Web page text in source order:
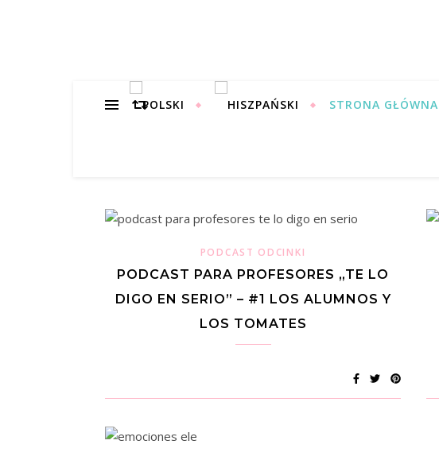
STRONA GŁÓWNA
PODCAST ODCINKI
PODCAST PARA PROFESORES „TE LO
DIGO EN SERIO” – #1 LOS ALUMNOS Y
LOS TOMATES